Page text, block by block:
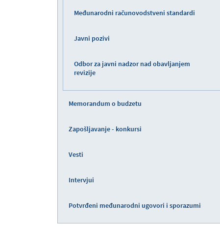
Međunarodni računovodstveni standardi
Javni pozivi
Odbor za javni nadzor nad obavljanjem
revizije
Memorandum o budzetu
Zapošljavanje - konkursi
Vesti
Intervjui
Potvrđeni međunarodni ugovori i sporazumi